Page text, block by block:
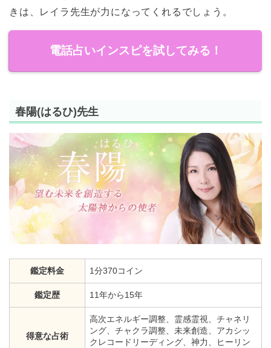
きは、レイラ先生が力になってくれるでしょう。
電話占いインスピを試してみる！
春陽(はるひ)先生
鑑定料金 1分370コイン
鑑定歴 11年から15年
得意な占術
高次エネルギー調整、霊感霊視、チャネリ
ング、チャクラ調整、未来創造、アカシッ
クレコードリーディング、神力、ヒーリン